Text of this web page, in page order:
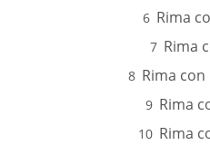
Rima
Rima
Rima con
Rima
Rima